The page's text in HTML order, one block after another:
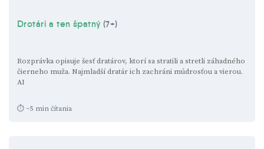
Drotári a ten špatný (7+)
Rozprávka opisuje šesť dratárov, ktorí sa stratili a stretli záhadného
čierneho muža. Najmladší dratár ich zachráni múdrosťou a vierou.
AI
⏱ ~5 min čítania